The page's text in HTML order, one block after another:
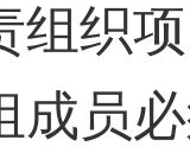
组织
成员